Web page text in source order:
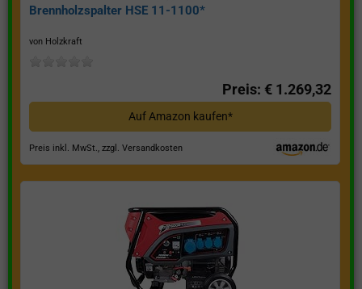
Brennholzspalter HSE 11-1100*
von Holzkraft
Preis: € 1.269,32
Auf Amazon kaufen*
Preis inkl. MwSt., zzgl. Versandkosten